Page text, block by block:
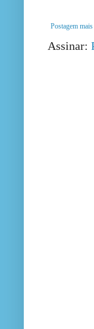
Postagem mais
Assinar: